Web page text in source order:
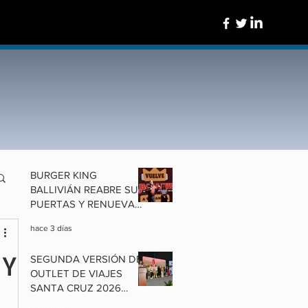
BURGER KING
BALLIVIÁN REABRE SUS
PUERTAS Y RENUEVA
COCHABAMBA
hace 3 días
SEGUNDA VERSIÓN DEL
OUTLET DE VIAJES
SANTA CRUZ 2026